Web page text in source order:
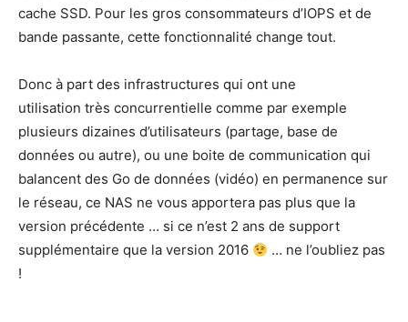
cache SSD. Pour les gros consommateurs d’IOPS et de
bande passante, cette fonctionnalité change tout.
Donc à part des infrastructures qui ont une
utilisation très concurrentielle comme par exemple
plusieurs dizaines d’utilisateurs (partage, base de
données ou autre), ou une boite de communication qui
balancent des Go de données (vidéo) en permanence sur
le réseau, ce NAS ne vous apportera pas plus que la
version précédente … si ce n’est 2 ans de support
supplémentaire que la version 2016
… ne l’oubliez pas
!